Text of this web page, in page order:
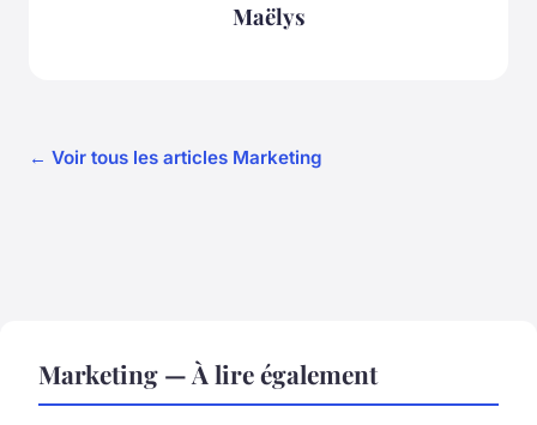
Maëlys
← Voir tous les articles Marketing
Marketing — À lire également